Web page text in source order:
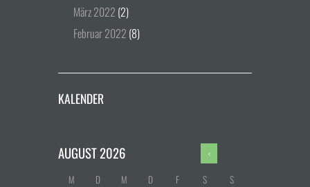
März2022 (2)
Februar2022 (8)
KALENDER
AUGUST2026
M D M D F S S